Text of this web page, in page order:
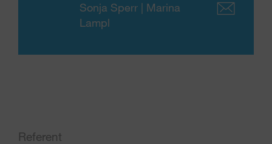
Sonja Sperr | Marina
Lampl
Referent